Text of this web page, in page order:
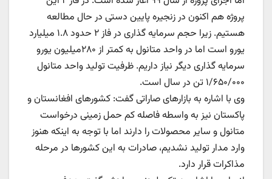
پروژه هم اکنون در زنجیره پایین دستی در حال مطالعه
هستیم. زیرا حجم سرمایه گذاری در فاز ۲ حدود ۱.۸ میلیارد
یورو است اما در واحد متانول به کمتر از ۲۸۰میلیون یورو
سرمایه گذاری دیگر نیاز داریم. ظرفیت تولید واحد متانول
۱/۶۵۰/۰۰۰ تن در سال است.
وی با اشاره به بازارهای صاراتی گفت: کشورهای افغانستان و
پاکستان نیز به واسطه فاصله کم حمل زمینی درخواست
متانول و سایر محصولات را دارند اما با توجه به اینکه هنوز
وارد مدار تولید نشدیم، صادرات به این کشورها در مرحله
مذاکرات قرار دارد.